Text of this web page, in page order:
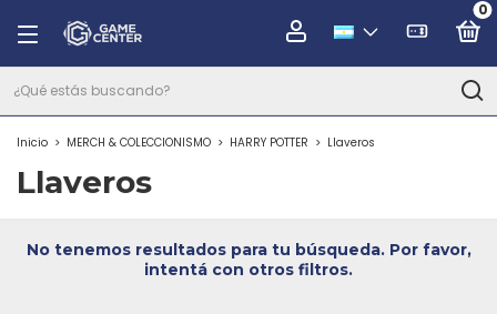
0
Inicio > MERCH & COLECCIONISMO > HARRY POTTER > Llaveros
Llaveros
No tenemos resultados para tu búsqueda. Por favor,
intentá con otros filtros.